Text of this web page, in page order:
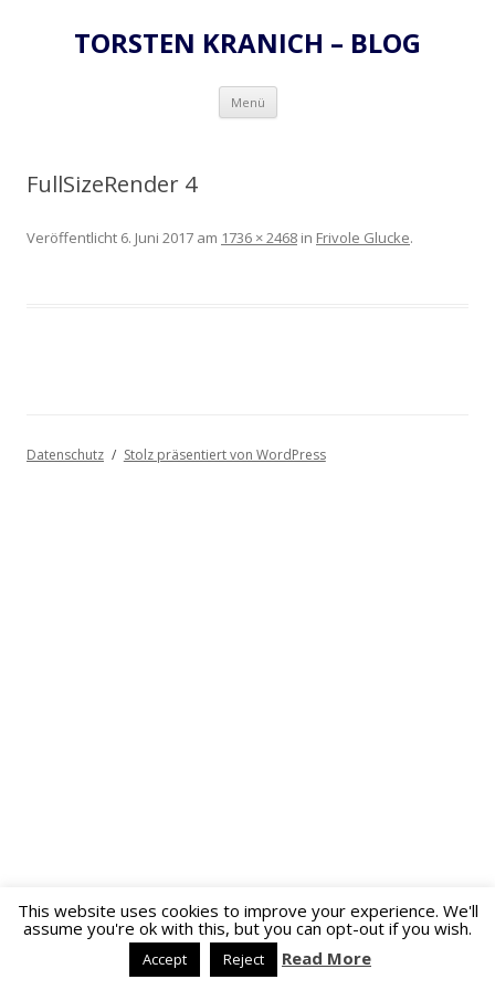
TORSTEN KRANICH – BLOG
Menü Zum
springen
FullSizeRender 4
Veröffentlicht 6. Juni 2017 am 1736 × 2468 in Frivole Glucke.
Datenschutz Stolz präsentiert von WordPress
This website uses cookies to improve your experience. We'll
assume you're ok with this, but you can opt-out if you wish.
Accept Reject Read More